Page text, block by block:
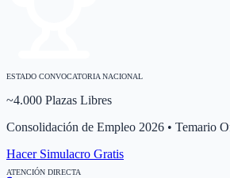
ESTADO CONVOCATORIA NACIONAL
~4.000 Plazas Libres
Consolidación de Empleo 2026 • Temario
Hacer Simulacro Gratis
ATENCIÓN DIRECTA